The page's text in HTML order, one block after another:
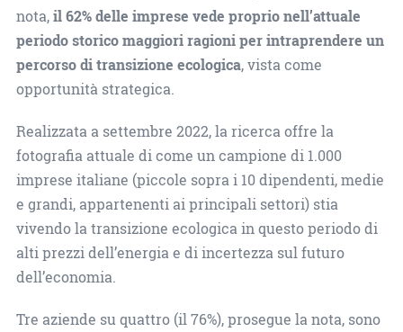
nota,il 62% delle imprese vede proprio nell’attuale
periodo storico maggiori ragioni per intraprendere un
percorso di transizione ecologica, vista come
opportunità strategica.
Realizzata a settembre 2022, la ricerca offre la
fotografia attuale di come un campione di 1.000
imprese italiane (piccole sopra i 10 dipendenti, medie
e grandi, appartenenti ai principali settori) stia
vivendo la transizione ecologica in questo periodo di
alti prezzi dell’energia e di incertezza sul futuro
dell’economia.
Tre aziende su quattro (il 76%), prosegue la nota, sono